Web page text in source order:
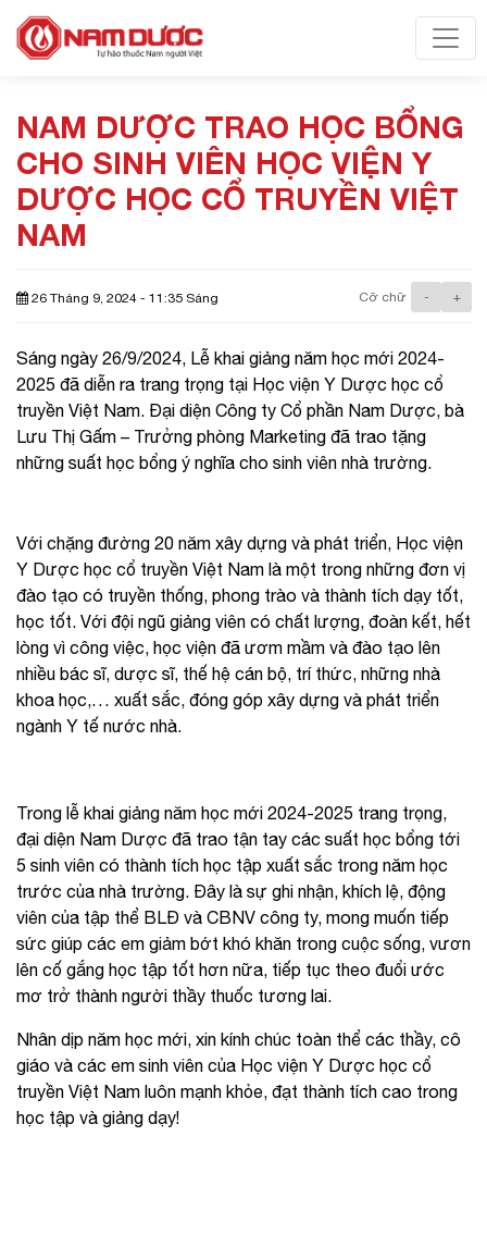
NAM DƯỢC TRAO HỌC BỔNG
CHO SINH VIÊN HỌC VIỆN Y
DƯỢC HỌC CỔ TRUYỀN VIỆT
NAM
26 Tháng 9, 2024 - 11:35 Sáng Cỡ chữ - +
Sáng ngày 26/9/2024, Lễ khai giảng năm học mới 2024-
2025 đã diễn ra trang trọng tại Học viện Y Dược học cổ
truyền Việt Nam. Đại diện Công ty Cổ phần Nam Dược, bà
Lưu Thị Gấm – Trưởng phòng Marketing đã trao tặng
những suất học bổng ý nghĩa cho sinh viên nhà trường.
Với chặng đường 20 năm xây dựng và phát triển, Học viện
Y Dược học cổ truyền Việt Nam là một trong những đơn vị
đào tạo có truyền thống, phong trào và thành tích dạy tốt,
học tốt. Với đội ngũ giảng viên có chất lượng, đoàn kết, hết
lòng vì công việc, học viện đã ươm mầm và đào tạo lên
nhiều bác sĩ, dược sĩ, thế hệ cán bộ, trí thức, những nhà
khoa học,… xuất sắc, đóng góp xây dựng và phát triển
ngành Y tế nước nhà.
Trong lễ khai giảng năm học mới 2024-2025 trang trọng,
đại diện Nam Dược đã trao tận tay các suất học bổng tới
5 sinh viên có thành tích học tập xuất sắc trong năm học
trước của nhà trường. Đây là sự ghi nhận, khích lệ, động
viên của tập thể BLĐ và CBNV công ty, mong muốn tiếp
sức giúp các em giảm bớt khó khăn trong cuộc sống, vươn
lên cố gắng học tập tốt hơn nữa, tiếp tục theo đuổi ước
mơ trở thành người thầy thuốc tương lai.
Nhân dịp năm học mới, xin kính chúc toàn thể các thầy, cô
giáo và các em sinh viên của Học viện Y Dược học cổ
truyền Việt Nam luôn mạnh khỏe, đạt thành tích cao trong
học tập và giảng dạy!